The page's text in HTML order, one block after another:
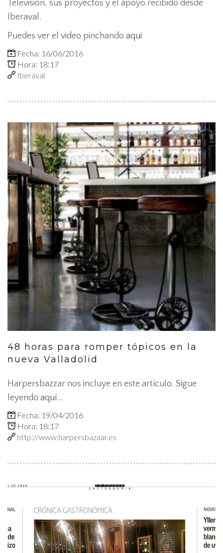
Televisión, sus proyectos y el apoyo recibido desde
Iberaval.
Puedes ver el video pinchando aqui
Fecha: 16/06/2016
Hora: 18:17
Iberaval
48 horas para romper tópicos en la
nueva Valladolid
Harpersbazzar nos incluye en este artículo. Sigue
leyendo aquí...
Fecha: 19/04/2016
Hora: 18:17
http://www.harpersbazaar.es